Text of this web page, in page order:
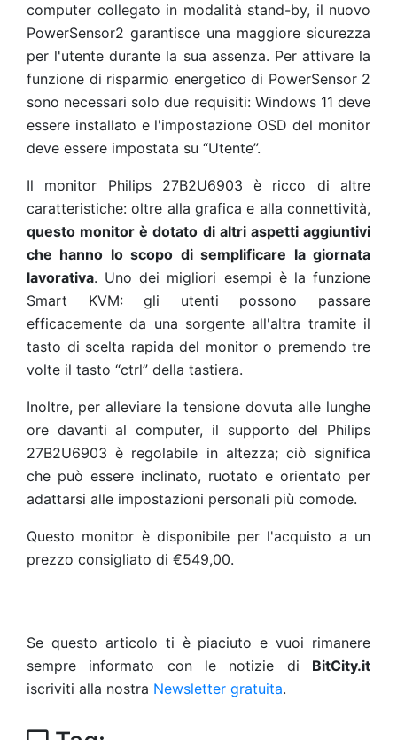
computer collegato in modalità stand-by, il nuovo
PowerSensor2 garantisce una maggiore sicurezza
per l'utente durante la sua assenza. Per attivare la
funzione di risparmio energetico di PowerSensor 2
sono necessari solo due requisiti: Windows 11 deve
essere installato e l'impostazione OSD del monitor
deve essere impostata su “Utente”.
Il monitor Philips 27B2U6903 è ricco di altre
caratteristiche: oltre alla grafica e alla connettività,
questo monitor è dotato di altri aspetti aggiuntivi
che hanno lo scopo di semplificare la giornata
lavorativa. Uno dei migliori esempi è la funzione
Smart KVM: gli utenti possono passare
efficacemente da una sorgente all'altra tramite il
tasto di scelta rapida del monitor o premendo tre
volte il tasto “ctrl” della tastiera.
Inoltre, per alleviare la tensione dovuta alle lunghe
ore davanti al computer, il supporto del Philips
27B2U6903 è regolabile in altezza; ciò significa
che può essere inclinato, ruotato e orientato per
adattarsi alle impostazioni personali più comode.
Questo monitor è disponibile per l'acquisto a un
prezzo consigliato di €549,00.
Se questo articolo ti è piaciuto e vuoi rimanere
sempre informato con le notizie di BitCity.it
iscriviti alla nostra Newsletter gratuita.